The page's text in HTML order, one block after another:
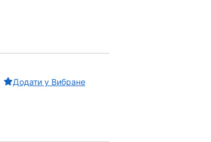
Додати у Вибране